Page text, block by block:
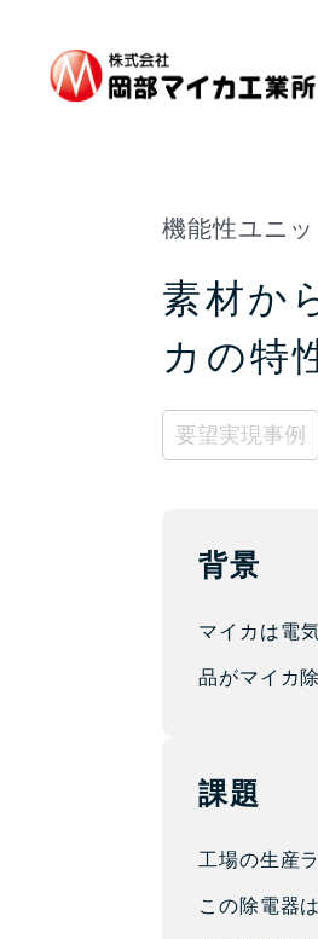
機能性ユニ
素材か
カの特
要望実現事例
背景
マイカは電
品がマイカ
課題
工場の生産
この除電器